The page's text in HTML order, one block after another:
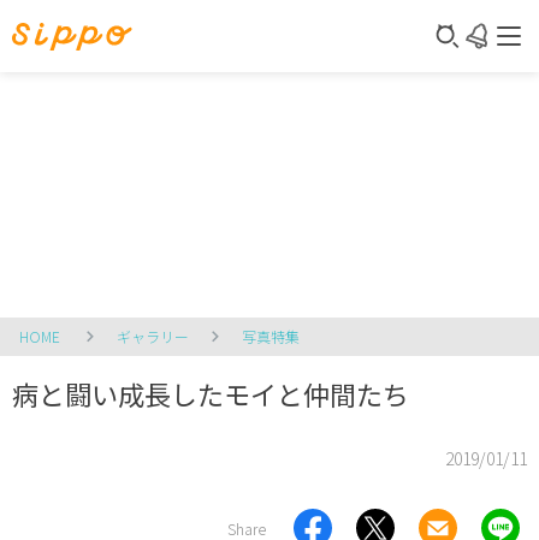
HOME ギャラリー 写真特集
病と闘い成長したモイと仲間たち
2019/01/11
Share